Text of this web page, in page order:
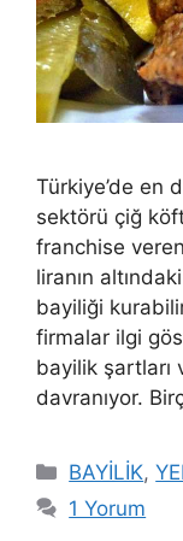
Türkiye’de en
sektörü çiğ
franchise
liranın
bayiliği
firmalar ilgi
bayilik şartları
davranıyor.
Kategoriler
BAYİLİK,
1 Yorum